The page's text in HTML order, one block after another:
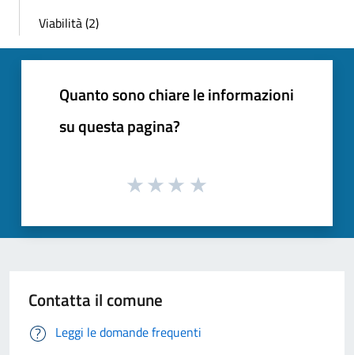
Viabilità (2)
Quanto sono chiare le informazioni
su questa pagina?
Contatta il comune
Leggi le domande frequenti